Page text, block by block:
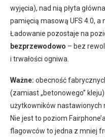
wyjęcia), nad nią płyta
pamięcią masową UFS 4.0, a
Ładowanie pozostaje na
bezprzewodowo – bez
i trwałości ogniwa.
Ważne: obecność
(zamiast „betonowego”
użytkowników nastawionych
Nie jest to poziom
flagowców to jedna z mniej